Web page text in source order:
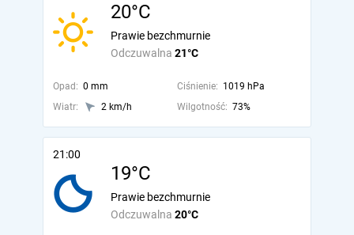
20°C
Odczuwalna 21°C
Prawie bezchmurnie
Opad: 0 mm Ciśnienie: 1019 hPa
Wiatr:
2 km/h Wilgotność: 73%
21:00
19°C
Odczuwalna 20°C
Prawie bezchmurnie